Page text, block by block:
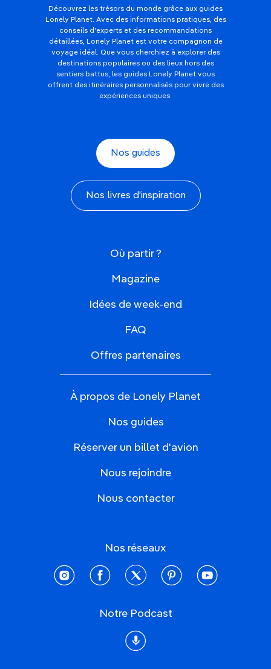
Découvrez les trésors du monde grâce aux guides
Lonely Planet. Avec des informations pratiques, des
conseils d'experts et des recommandations
détaillées, Lonely Planet est votre compagnon de
voyage idéal. Que vous cherchiez à explorer des
destinations populaires ou des lieux hors des
sentiers battus, les guides Lonely Planet vous
offrent des itinéraires personnalisés pour vivre des
expériences uniques.
Nos guides
Nos livres d'inspiration
Où partir ?
Magazine
Idées de week-end
FAQ
Offres partenaires
À propos de Lonely Planet
Nos guides
Réserver un billet d'avion
Nous rejoindre
Nous contacter
Nos réseaux
instagramfacebooktwitter pinterestyoutube
Notre Podcast
Podcast